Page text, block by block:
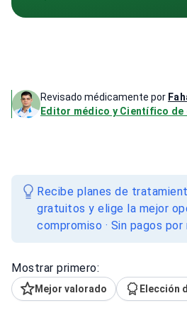
Revisado médicamente por
Editor médico y Científico de
Recibe planes de
gratuitos y elige la mejor
compromiso · Sin pagos
Mostrar primero:
Mejor valorado Elección